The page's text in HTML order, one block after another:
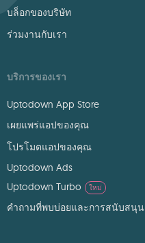
บล็อกของบริษัท
ร่วมงานกับเรา
บริการของเรา
Uptodown App Store
เผยแพร่แอปของคุณ
โปรโมตแอปของคุณ
Uptodown Ads
Uptodown Turbo
ใหม่
คำถามที่พบบ่อยและการสนับสนุน